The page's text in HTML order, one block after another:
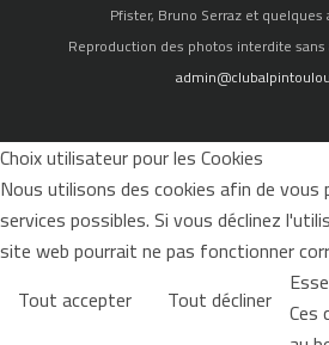
Pfister, Bruno Serraz et quelques
Reproduction des photos interdite
Choix utilisateur pour les Cookies
Nous utilisons des cookies afin de vous
services possibles. Si vous déclinez
site web pourrait ne pas fonctionner
Tout accepter
Tout décliner Ces